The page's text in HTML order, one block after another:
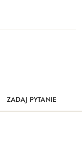
ZADAJ PYTANIE